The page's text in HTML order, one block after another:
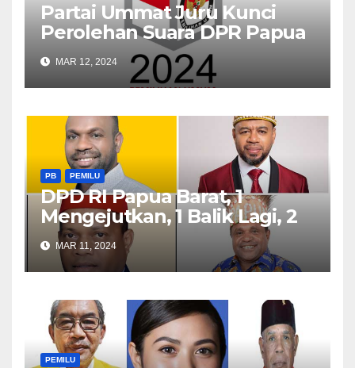
Partai Ummat Juru Kunci
Perolehan Suara DPR Papua
Barat
MAR 12, 2024
PB PEMILU
DPD RI Papua Barat, 1
Mengejutkan, 1 Balik Lagi, 2
Bertahan
MAR 11, 2024
PEMILU